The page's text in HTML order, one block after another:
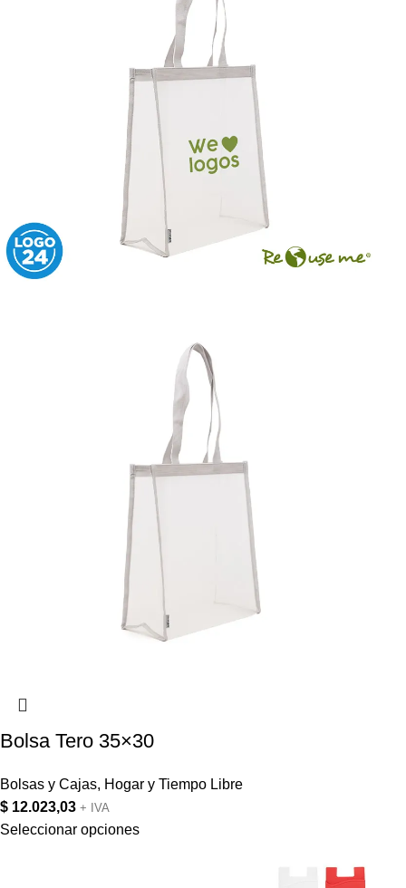
Bolsa Tero 35×30
Bolsas y Cajas, Hogar y Tiempo Libre
$ 12.023,03 + IVA
Seleccionar opciones